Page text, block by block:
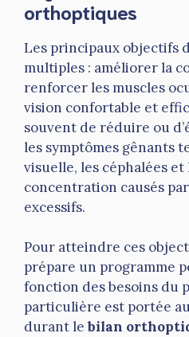
orthoptiques
Les principaux objectifs
multiples : améliorer la
renforcer les muscles
vision confortable et
souvent de réduire ou
les symptômes gênants
visuelle, les céphalées
concentration causés
excessifs.
Pour atteindre ces
prépare un programme
fonction des besoins du
particulière est portée
durant lebilan